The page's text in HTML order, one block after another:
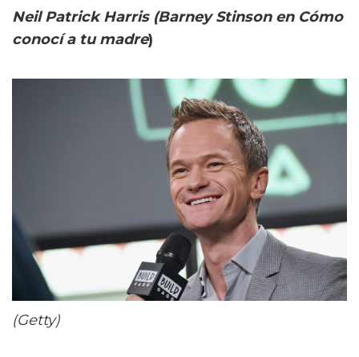
Neil Patrick Harris (Barney Stinson en Cómo
conocí a tu madre)
(Getty)